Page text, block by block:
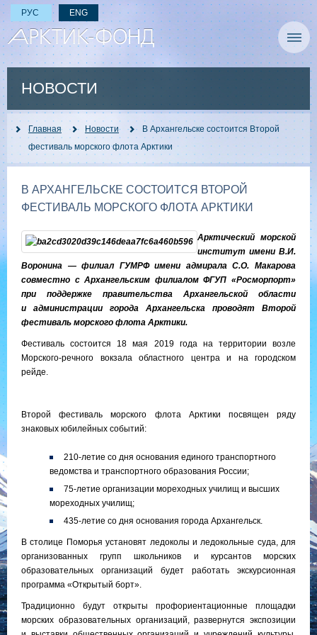
РУС ENG
НОВОСТИ
Главная Новости
В Архангельске состоится Второй
фестиваль морского флота Арктики
В АРХАНГЕЛЬСКЕ СОСТОИТСЯ ВТОРОЙ
ФЕСТИВАЛЬ МОРСКОГО ФЛОТА АРКТИКИ
Арктический морской
институт имени В.И.
Воронина — филиал ГУМРФ имени адмирала С.О. Макарова
совместно с Архангельским филиалом ФГУП «Росморпорт»
при поддержке правительства Архангельской области
и администрации города Архангельска проводят Второй
фестиваль морского флота Арктики.
Фестиваль состоится 18 мая 2019 года на территории возле
Морского-речного вокзала областного центра и на городском
рейде.
Второй фестиваль морского флота Арктики посвящен ряду
знаковых юбилейных событий:
210-летие со дня основания единого транспортного
ведомства и транспортного образования России;
75-летие организации мореходных училищ и высших
мореходных училищ;
435-летие со дня основания города Архангельск.
В столице Поморья установят ледоколы и ледокольные суда, для
организованных групп школьников и курсантов морских
образовательных организаций будет работать экскурсионная
программа «Открытый борт».
Традиционно будут открыты профориентационные площадки
морских образовательных организаций, развернутся экспозиции